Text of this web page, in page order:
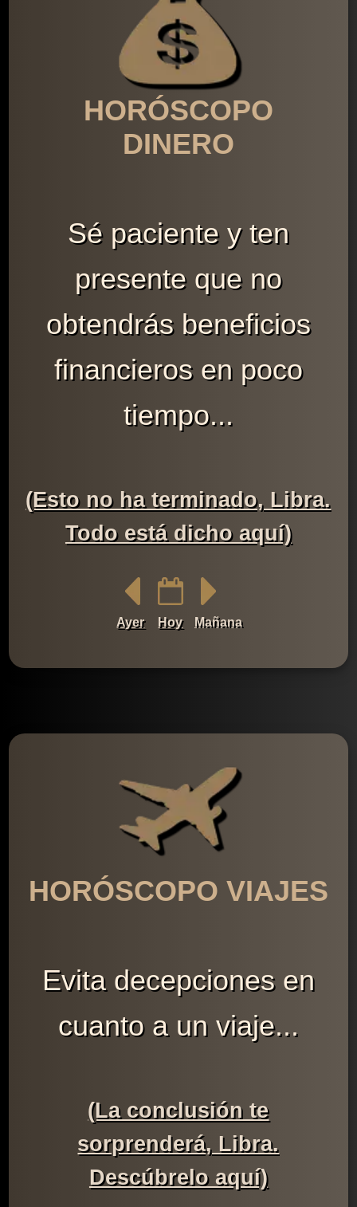
HORÓSCOPO
DINERO
Sé paciente y ten
presente que no
obtendrás beneficios
financieros en poco
tiempo...
(Esto no ha terminado, Libra.
Todo está dicho aquí)
Ayer Hoy Mañana
HORÓSCOPO VIAJES
Evita decepciones en
cuanto a un viaje...
(La conclusión te
sorprenderá, Libra.
Descúbrelo aquí)